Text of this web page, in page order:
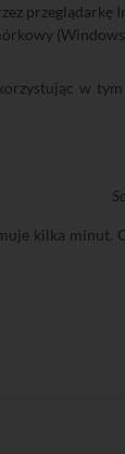
przeglądarkę
w
kilka minut.